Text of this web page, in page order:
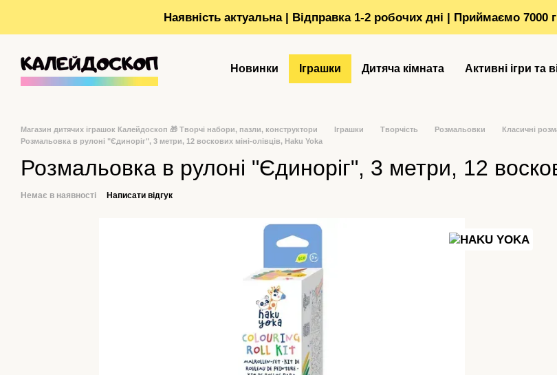
Наявність актуальна | Відправка 1-2 робочих дні | Приймаємо
Новинки Іграшки Дитяча кімната Активні ігри та
Магазин дитячих іграшок Калейдоскоп 🎁 Творчі набори, пазли, конструктори Іграшки Творчість Розмальовки Класичні
Розмальовка в рулоні "Єдиноріг", 3 метри, 12 воскових міні-олівців, Haku Yoka
Розмальовка в рулоні "Єдиноріг", 3 метри, 12
Немає в наявності Написати відгук